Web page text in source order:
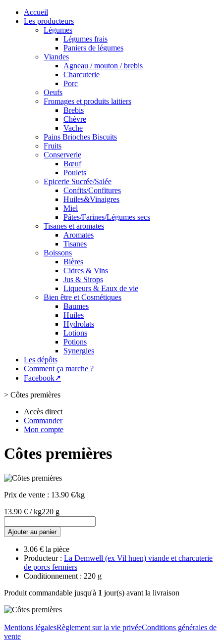
Accueil
Les producteurs
Légumes
Légumes frais
Paniers de légumes
Viandes
Agneau / mouton / brebis
Charcuterie
Porc
Oeufs
Fromages et produits laitiers
Brebis
Chèvre
Vache
Pains Brioches Biscuits
Fruits
Conserverie
Bœuf
Poulets
Epicerie Sucrée/Salée
Confits/Confitures
Huiles&Vinaigres
Miel
Pâtes/Farines/Légumes secs
Tisanes et aromates
Aromates
Tisanes
Boissons
Bières
Cidres & Vins
Jus & Sirops
Liqueurs & Eaux de vie
Bien être et Cosmétiques
Baumes
Huiles
Hydrolats
Lotions
Potions
Synergies
Les dépôts
Comment ça marche ?
Facebook↗
> Côtes premières
Accès direct
Commander
Mon compte
Côtes premières
Prix de vente : 13.90 €/kg
13.90 € / kg220 g
Ajouter au panier
3.06 € la pièce
Producteur : La Demwell (ex Vil huen) viande et charcuterie
de porcs fermiers
Conditionnement : 220 g
Produit commandable jusqu'à 1 jour(s) avant la livraison
Mentions légalesRèglement sur la vie privéeConditions générales de
vente